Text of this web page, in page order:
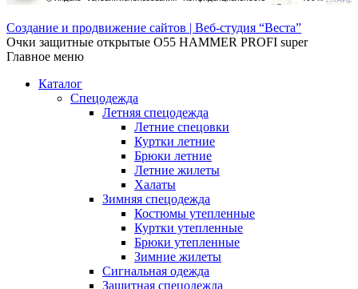
Создание и продвижение сайтов | Веб-студия “Веста”
Очки защитные открытые О55 HAMMER PROFI super
Главное меню
Каталог
Спецодежда
Летняя спецодежда
Летние спецовки
Куртки летние
Брюки летние
Летние жилеты
Халаты
Зимняя спецодежда
Костюмы утепленные
Куртки утепленные
Брюки утепленные
Зимние жилеты
Сигнальная одежда
Защитная спецодежда